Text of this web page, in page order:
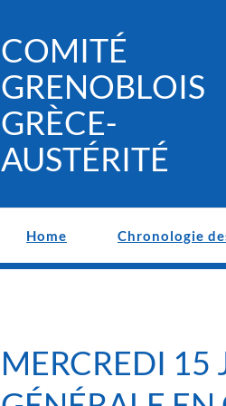
COMITÉ
GRENOBLOIS
GRÈCE-
AUSTÉRITÉ
Home Chronologie
MERCREDI 15